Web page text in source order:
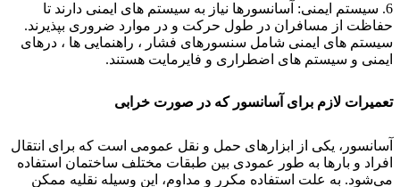
6. سیستم ایمنی: آسانسورها نیاز به سیستم های ایمنی دارند تا
حفاظت از مسافران در طول حرکت و در موارد ضروری بپذیرند.
سیستم های ایمنی شامل سنسورهای فشار ، راهنمایی ها ، درهای
ایمنی و سیستم های اضطراری و فایرمایت هستند.
تعمیرات لازم برای آسانسور که در صورت خرابی
آسانسور، یکی از ابزارهای حمل و نقل عمومی است که برای انتقال
افراد و بارها به طور عمودی بین طبقات مختلف ساختمان استفاده
می‌شود. به علت استفاده مکرر و مداوم، این وسیله نقلیه ممکن